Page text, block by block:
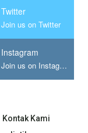
Twitter
Join us on Twitter
Instagram
Join us on Instagram
Kontak Kami